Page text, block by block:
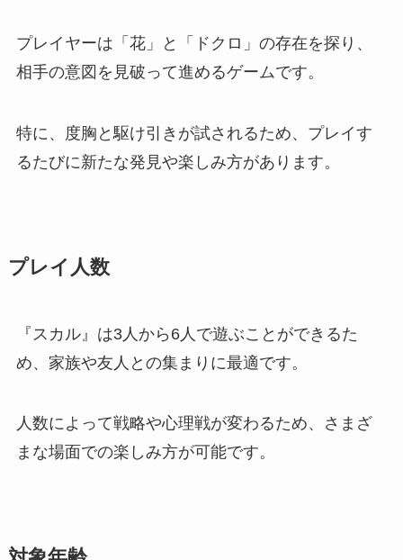
プレイヤーは「花」と「ドクロ」の存在を探り、
相手の意図を見破って進めるゲームです。
特に、度胸と駆け引きが試されるため、プレイす
るたびに新たな発見や楽しみ方があります。
プレイ人数
『スカル』は3人から6人で遊ぶことができるた
め、家族や友人との集まりに最適です。
人数によって戦略や心理戦が変わるため、さまざ
まな場面での楽しみ方が可能です。